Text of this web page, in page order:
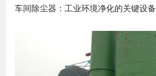
车间除尘器：工业环境净化的关键设备